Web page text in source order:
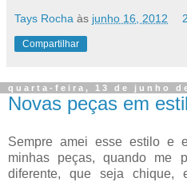
Tays Rocha às junho 16, 2012
Compartilhar
quarta-feira, 13 de junho
Novas peças em
Sempre amei esse estilo e
minhas peças, quando me
diferente, que seja chique,